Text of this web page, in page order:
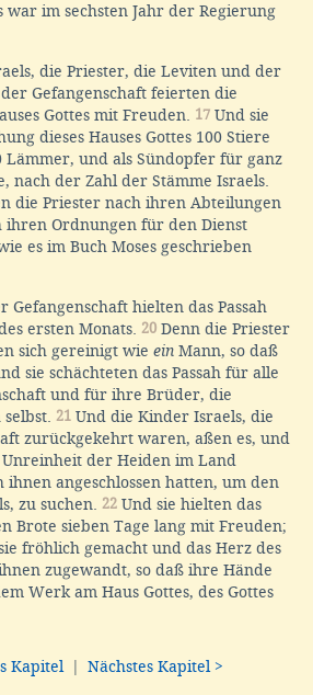
war im sechsten Jahr der Regierung
die Priester, die Leviten und der
Gefangenschaft feierten die
Gottes mit Freuden. 17 Und sie
dieses Hauses Gottes 100 Stiere
Lämmer, und als Sündopfer für ganz
nach der Zahl der Stämme Israels.
die Priester nach ihren Abteilungen
ihren Ordnungen für den Dienst
es im Buch Moses geschrieben
Gefangenschaft hielten das Passah
ersten Monats. 20 Denn die Priester
sich gereinigt wie ein Mann, so daß
sie schächteten das Passah für alle
und für ihre Brüder, die
21 Und die Kinder Israels, die
zurückgekehrt waren, aßen es, und
der Heiden im Land
ihnen angeschlossen hatten, um den
zu suchen. 22 Und sie hielten das
Brote sieben Tage lang mit Freuden;
fröhlich gemacht und das Herz des
zugewandt, so daß ihre Hände
Werk am Haus Gottes, des Gottes
Kapitel Nächstes Kapitel >